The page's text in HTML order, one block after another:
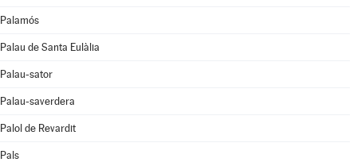
Palamós
Palau de Santa Eulàlia
Palau-sator
Palau-saverdera
Palol de Revardit
Pals